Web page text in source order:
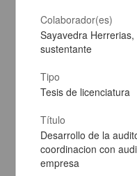
Presa Falcon, Tamaulipas
Hernandez Romero, Gerardo
Ingenierías
Colaborador(es)
Sayavedra
sustentante
Tipo
Tesis de licenciatura
Título
Desarrollo de la
coordinacion con
empresa